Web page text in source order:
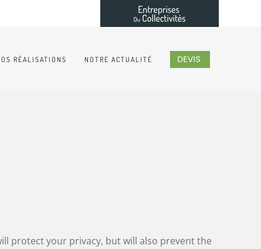
RÉALISATIONS NOTRE ACTUALITÉ
protect your privacy, but will also prevent the